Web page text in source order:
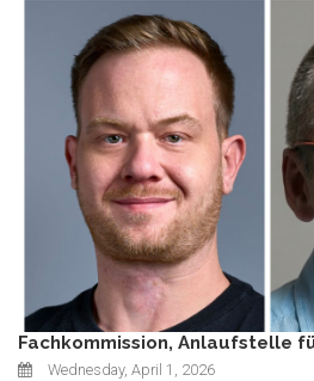
Fachkommission, Anlaufstelle
Wednesday, April 1, 2026